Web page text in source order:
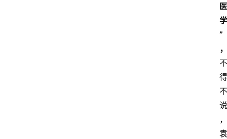
医
学
”
，
不
得
不
说
，
袁